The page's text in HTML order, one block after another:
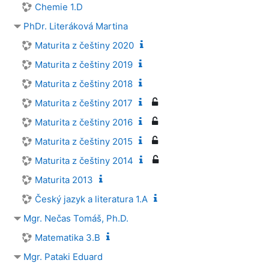
Chemie 1.D
PhDr. Literáková Martina
Maturita z češtiny 2020
Maturita z češtiny 2019
Maturita z češtiny 2018
Maturita z češtiny 2017
Maturita z češtiny 2016
Maturita z češtiny 2015
Maturita z češtiny 2014
Maturita 2013
Český jazyk a literatura 1.A
Mgr. Nečas Tomáš, Ph.D.
Matematika 3.B
Mgr. Pataki Eduard